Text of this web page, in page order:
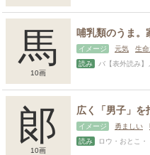
馬
10画
イメージ 元気 生命
読み
バ【表外読み】
郞
10画
イメージ 勇ましい
読み
ロウ・おとこ・